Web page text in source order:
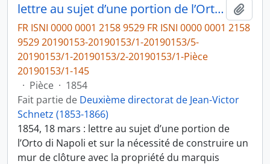
lettre au sujet d’une portion de l’Orto di Napoli et sur la nécessité de construire un mur de clôture avec la propriété du marquis Patrizi, de Victor Schnetz à Marino Torlonia, banquier à Rome
FR ISNI 0000 0001 2158 9529 FR ISNI 0000 0001 2158
9529 20190153-20190153/1-20190153/5-
20190153/1-20190153/2-20190153/1-Pièce
20190153/1-145
· Pièce · 1854
Fait partie de Deuxième directorat de Jean-Victor
Schnetz (1853-1866)
1854, 18 mars : lettre au sujet d’une portion de
l’Orto di Napoli et sur la nécessité de construire un
mur de clôture avec la propriété du marquis